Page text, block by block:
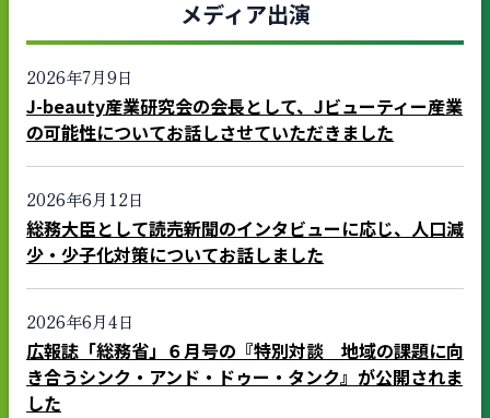
メディア出演
2026年7月9日
J-beauty産業研究会の会長として、Jビューティー産業
の可能性についてお話しさせていただきました
2026年6月12日
総務大臣として読売新聞のインタビューに応じ、人口減
少・少子化対策についてお話しました
2026年6月4日
広報誌「総務省」６月号の『特別対談 地域の課題に向
き合うシンク・アンド・ドゥー・タンク』が公開されま
した